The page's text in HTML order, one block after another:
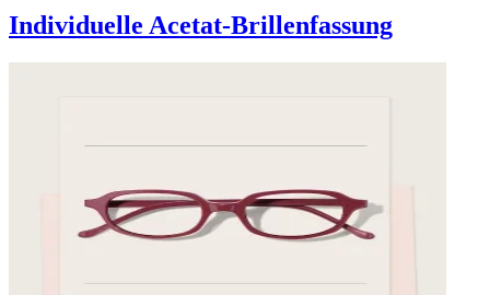
Individuelle Acetat-Brillenfassung